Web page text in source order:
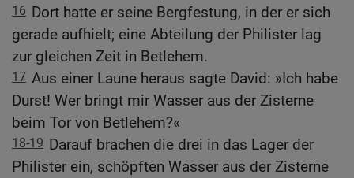
16 Dort hatte er seine Bergfestung, in der er sich
gerade aufhielt; eine Abteilung der Philister lag
zur gleichen Zeit in Betlehem.
17 Aus einer Laune heraus sagte David: »Ich habe
Durst! Wer bringt mir Wasser aus der Zisterne
beim Tor von Betlehem?«
18-19 Darauf brachen die drei in das Lager der
Philister ein, schöpften Wasser aus der Zisterne